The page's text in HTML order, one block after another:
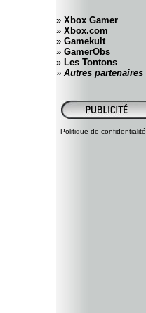
» Xbox Gamer
» Xbox.com
» Gamekult
» GamerObs
» Les Tontons
» Autres partenaires
Politique de confidentialité